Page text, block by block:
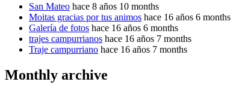
San Mateo hace 8 años 10 months
Moitas gracias por tus animos hace 16 años 6 months
Galería de fotos hace 16 años 6 months
trajes campurrianos hace 16 años 7 months
Traje campurriano hace 16 años 7 months
Monthly archive